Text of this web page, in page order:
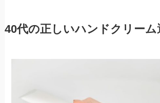
40代の正しいハンドクリーム